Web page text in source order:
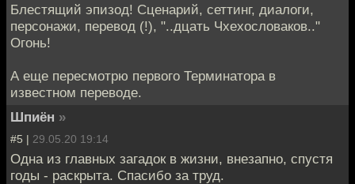
Блестящий эпизод! Сценарий, сеттинг, диалоги,
персонажи, перевод (!), "..дцать Чхехословаков.."
Огонь!
А еще пересмотрю первого Терминатора в
известном переводе.
Шпиён »
#5 | 29.05.20 19:14
Одна из главных загадок в жизни, внезапно, спустя
годы - раскрыта. Спасибо за труд.